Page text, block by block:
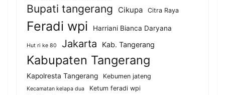
Bupati tangerang Cikupa Citra Raya
Feradi wpi Harriani Bianca Daryana
Hut ri ke 80 Jakarta Kab. Tangerang
Kabupaten Tangerang
Kapolresta Tangerang Kebumen jateng
Kecamatan kelapa dua Ketum feradi wpi